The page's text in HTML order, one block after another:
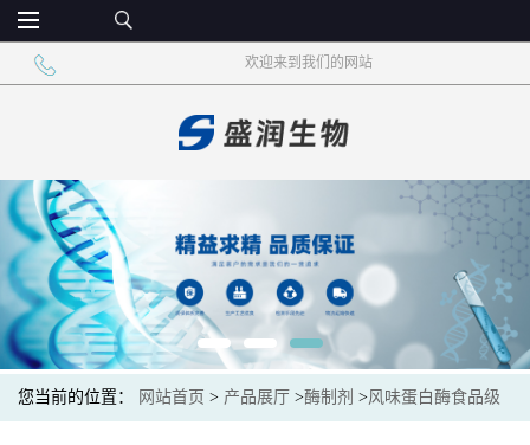
欢迎来到我们的网站
您当前的位置： 网站首页 > 产品展厅 >酶制剂 >风味蛋白酶食品级